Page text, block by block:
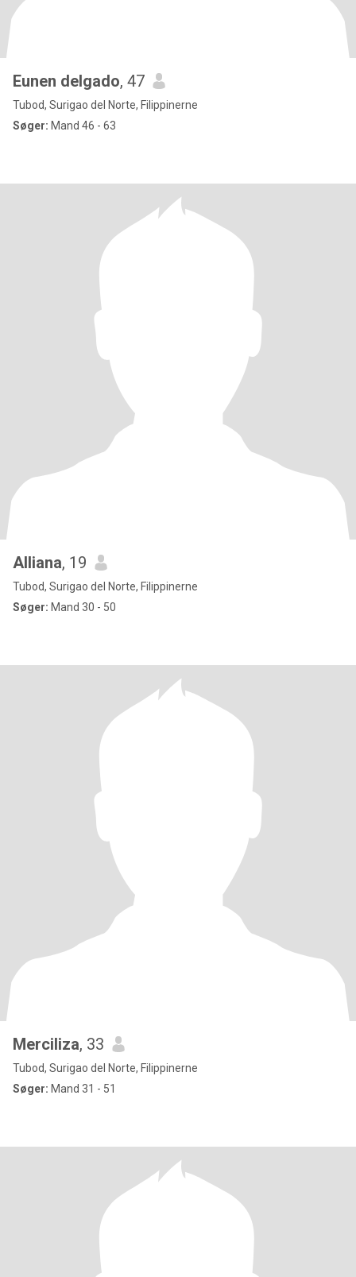
Eunen delgado, 47
Tubod, Surigao del Norte, Filippinerne
Søger: Mand 46 - 63
Alliana, 19
Tubod, Surigao del Norte, Filippinerne
Søger: Mand 30 - 50
Merciliza, 33
Tubod, Surigao del Norte, Filippinerne
Søger: Mand 31 - 51